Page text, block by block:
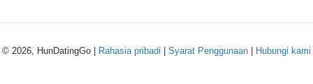
© 2026, HunDatingGo | Rahasia pribadi Syarat Penggunaan Hubungi kami